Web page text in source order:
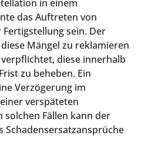
in einem
das Auftreten von
sein. Der
Mängel zu reklamieren
diese innerhalb
zu beheben. Ein
Verzögerung im
verspäteten
Fällen kann der
Schadensersatzansprüche